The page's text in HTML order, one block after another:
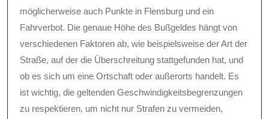
möglicherweise auch Punkte in Flensburg und ein
Fahrverbot. Die genaue Höhe des Bußgeldes hängt von
verschiedenen Faktoren ab, wie beispielsweise der Art der
Straße, auf der die Überschreitung stattgefunden hat, und
ob es sich um eine Ortschaft oder außerorts handelt. Es
ist wichtig, die geltenden Geschwindigkeitsbegrenzungen
zu respektieren, um nicht nur Strafen zu vermeiden,